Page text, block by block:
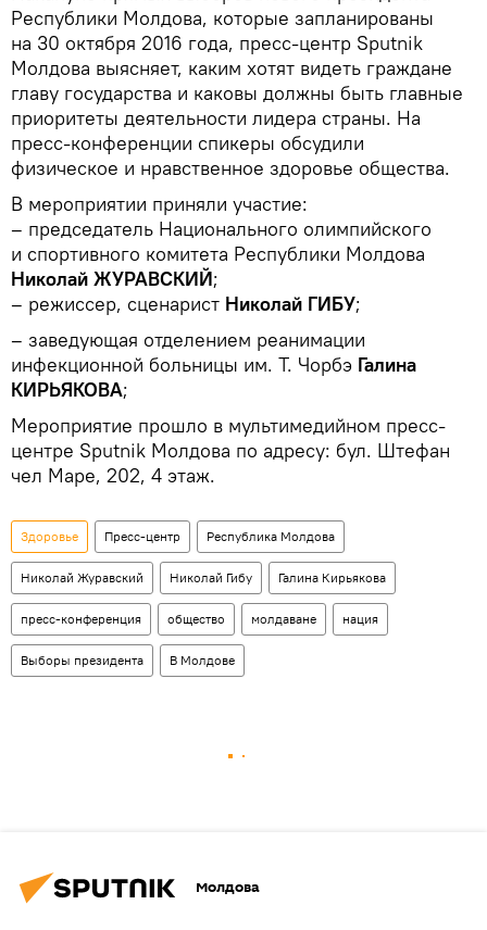
Республики Молдова, которые запланированы
на 30 октября 2016 года, пресс-центр Sputnik
Молдова выясняет, каким хотят видеть граждане
главу государства и каковы должны быть главные
приоритеты деятельности лидера страны. На
пресс-конференции спикеры обсудили
физическое и нравственное здоровье общества.
В мероприятии приняли участие:
– председатель Национального олимпийского
и спортивного комитета Республики Молдова
Николай ЖУРАВСКИЙ;
– режиссер, сценарист Николай ГИБУ;
– заведующая отделением реанимации
инфекционной больницы им. Т. Чорбэ Галина
КИРЬЯКОВА;
Мероприятие прошло в мультимедийном пресс-
центре Sputnik Молдова по адресу: бул. Штефан
чел Маре, 202, 4 этаж.
Здоровье Пресс-центр Республика Молдова
Николай Журавский Николай Гибу Галина Кирьякова
пресс-конференция общество молдаване нация
Выборы президента В Молдове
Молдова